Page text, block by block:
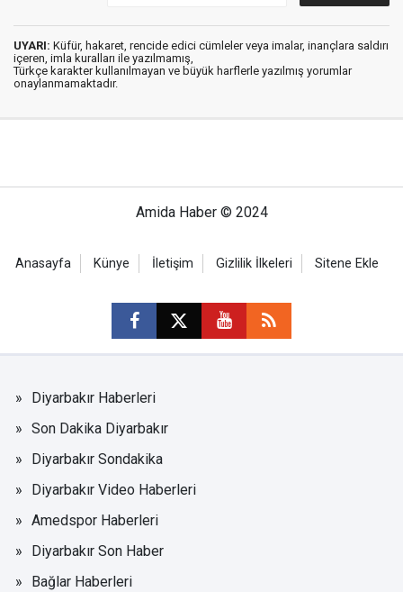
UYARI: Küfür, hakaret, rencide edici cümleler veya imalar, inançlara saldırı
içeren, imla kuralları ile yazılmamış,
Türkçe karakter kullanılmayan ve büyük harflerle yazılmış yorumlar
onaylanmamaktadır.
Amida Haber © 2024
Anasayfa Künye İletişim Gizlilik İlkeleri Sitene Ekle
Diyarbakır Haberleri
Son Dakika Diyarbakır
Diyarbakır Sondakika
Diyarbakır Video Haberleri
Amedspor Haberleri
Diyarbakır Son Haber
Bağlar Haberleri